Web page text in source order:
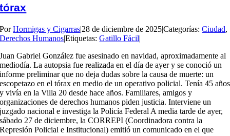
tórax
PorHormigas y Cigarras|28 de diciembre de 2025|Categorías:Ciudad,
Derechos Humanos|Etiquetas:Gatillo Fácil|
Juan Gabriel González fue asesinado en navidad, aproximadamente al
mediodía. La autopsia fue realizada en el día de ayer y se conoció un
informe preliminar que no deja dudas sobre la causa de muerte: un
escopetazo en el tórax en medio de un operativo policial. Tenía 45 años
y vivía en la Villa 20 desde hace años. Familiares, amigos y
organizaciones de derechos humanos piden justicia. Interviene un
juzgado nacional e investiga la Policía Federal A media tarde de ayer,
sábado 27 de diciembre, la CORREPI (Coordinadora contra la
Represión Policial e Institucional) emitió un comunicado en el que